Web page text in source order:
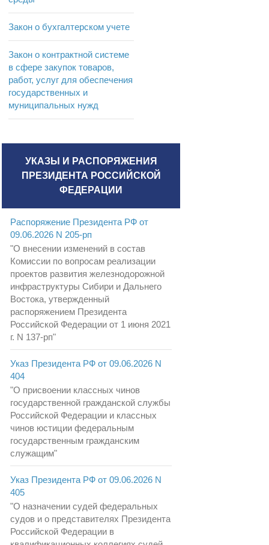
Закон о бухгалтерском учете
Закон о контрактной системе
в сфере закупок товаров,
работ, услуг для обеспечения
государственных и
муниципальных нужд
УКАЗЫ И РАСПОРЯЖЕНИЯ
ПРЕЗИДЕНТА РОССИЙСКОЙ
ФЕДЕРАЦИИ
Распоряжение Президента РФ от
09.06.2026 N 205-рп
"О внесении изменений в состав
Комиссии по вопросам реализации
проектов развития железнодорожной
инфраструктуры Сибири и Дальнего
Востока, утвержденный
распоряжением Президента
Российской Федерации от 1 июня 2021
г. N 137-рп"
Указ Президента РФ от 09.06.2026 N
404
"О присвоении классных чинов
государственной гражданской службы
Российской Федерации и классных
чинов юстиции федеральным
государственным гражданским
служащим"
Указ Президента РФ от 09.06.2026 N
405
"О назначении судей федеральных
судов и о представителях Президента
Российской Федерации в